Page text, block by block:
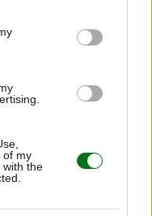
of my
with the
te enseña que
dentro de ti”